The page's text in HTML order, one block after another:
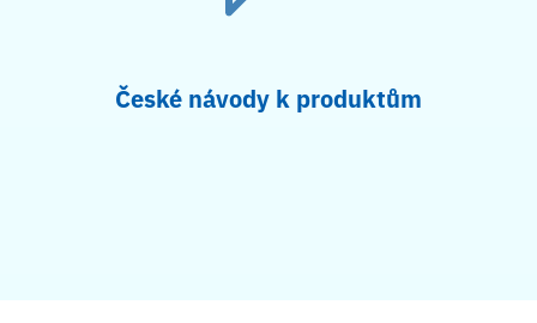
České návody k produktům